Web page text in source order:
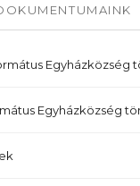
Egyházközség
Egyházközség